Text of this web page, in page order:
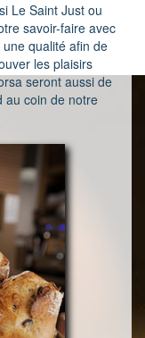
Le Saint Just ou
savoir-faire avec
qualité afin de
les plaisirs
seront aussi de
au coin de notre